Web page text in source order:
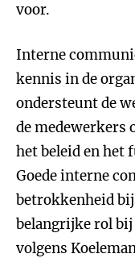
voor.
Interne
kennis in de
ondersteunt de
de medewerkers
het beleid en het
Goede interne
betrokkenheid bij
belangrijke rol
volgens